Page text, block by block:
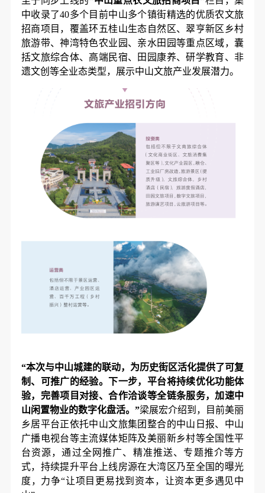
中收录了40多个目前中山多个镇街精选的优质农文旅
招商项目，覆盖环五桂山生态自然区、翠亨新区乡村
旅游带、神湾特色农业园、亲水田园等重点区域，囊
括文旅综合体、高端民宿、田园康养、研学教育、非
遗文创等全业态类型，展示中山文旅产业发展潜力。
“本次与中山城建的联动，为历史街区活化提供了可复
制、可推广的经验。下一步，平台将持续优化功能体
验，完善项目对接、合作洽谈等全链条服务，加速中
山闲置物业的数字化盘活。”梁展宏介绍到，目前美丽
乡居平台正依托中山文旅集团整合的中山日报、中山
广播电视台等主流媒体矩阵及美丽新乡村等全国性平
台资源，通过全网推广、精准推送、专题推介等方
式，持续提升平台上线房源在大湾区乃至全国的曝光
度，力争“让项目更易找到资本，让资本更多遇见中